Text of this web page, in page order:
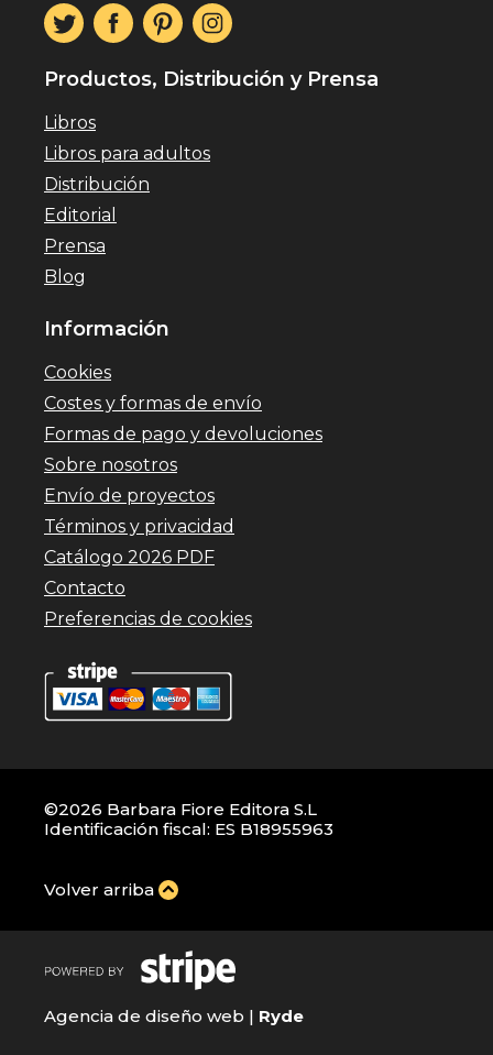
Productos, Distribución y Prensa
Libros
Libros para adultos
Distribución
Editorial
Prensa
Blog
Información
Cookies
Costes y formas de envío
Formas de pago y devoluciones
Sobre nosotros
Envío de proyectos
Términos y privacidad
Catálogo 2026 PDF
Contacto
Preferencias de cookies
©2026 Barbara Fiore Editora S.L
Identificación fiscal: ES B18955963
Volver arriba
Agencia de diseño web | Ryde